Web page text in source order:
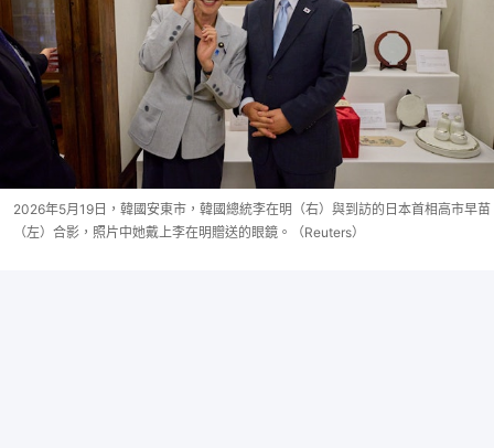
2026年5月19日，韓國安東市，韓國總統李在明（右）與到訪的日本首相高市早苗
（左）合影，照片中她戴上李在明贈送的眼鏡。（Reuters）